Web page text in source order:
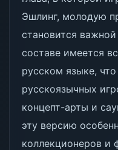
Эшлинг, молодую
становится
составе имеется
русском языке,
русскоязычных
концепт-арты и
эту версию
коллекционеров и